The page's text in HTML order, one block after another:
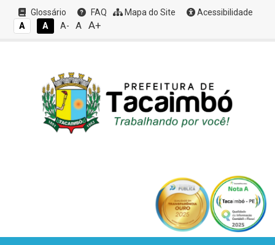
Glossário FAQ Mapa do Site
Acessibilidade
A
A A- A A+